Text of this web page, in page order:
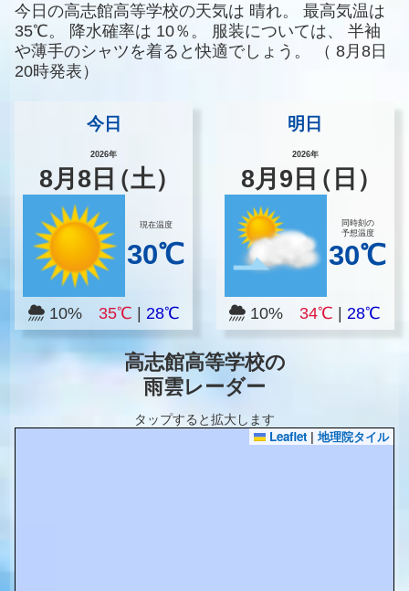
今日の高志館高等学校の天気は 晴れ。
最高気温は
35℃。
降水確率は 10％。 服装については、
半袖
や薄手のシャツを着ると快適でしょう。
（ 8月8日
20時発表）
今日
2026年
8月8 日（土）
現在温度
30℃
10% 35℃ 28℃
明日
2026年
8月 9 日（日）
同時刻の
予想温度
30℃
10%34℃ |28℃
高志館高等学校の
雨雲レーダー
タップすると拡大します
Leaflet | 地理院タイル